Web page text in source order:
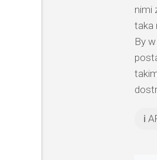
nimi
taka
By
ℹ️